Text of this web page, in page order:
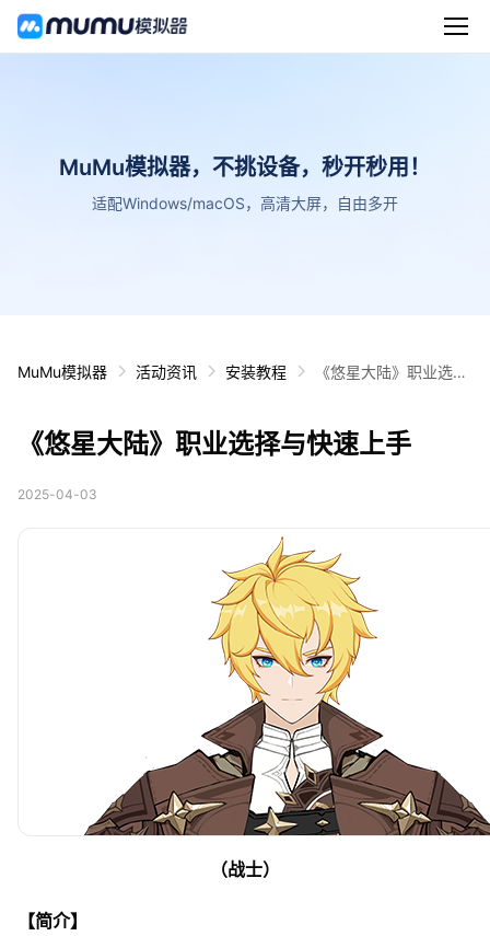
MuMu模拟器，不挑设备，秒开秒用！
适配Windows/macOS，高清大屏，自由多开
MuMu模拟器 活动资讯 安装教程
《悠星大陆》职业选择
《悠星大陆》职业选择与快速上手
2025-04-03
（战士）
【简介】